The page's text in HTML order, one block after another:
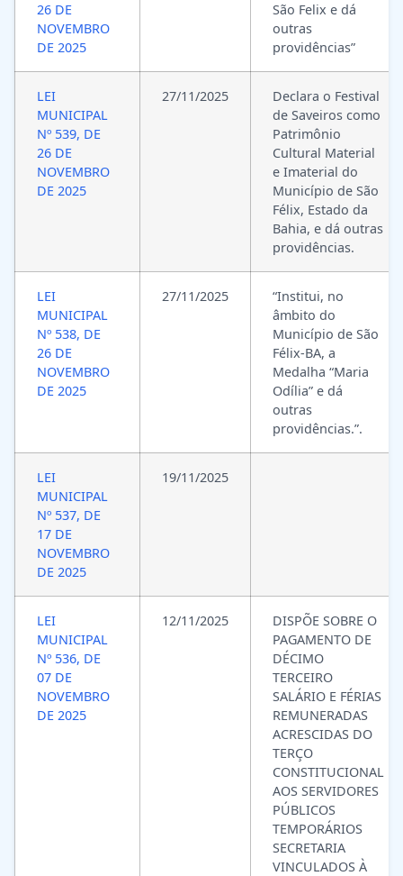
26 DE
NOVEMBRO
DE 2025
São Felix e dá
outras
providências”
LEI
MUNICIPAL
Nº 539, DE
26 DE
NOVEMBRO
DE 2025
27/11/2025
Declara o Festival
de Saveiros como
Patrimônio
Cultural Material
e Imaterial do
Município de São
Félix, Estado da
Bahia, e dá outras
providências.
LEI
MUNICIPAL
Nº 538, DE
26 DE
NOVEMBRO
DE 2025
27/11/2025
“Institui, no
âmbito do
Município de São
Félix-BA, a
Medalha “Maria
Odília” e dá
outras
providências.”.
LEI
MUNICIPAL
Nº 537, DE
17 DE
NOVEMBRO
DE 2025
19/11/2025
LEI
MUNICIPAL
Nº 536, DE
07 DE
NOVEMBRO
DE 2025
12/11/2025
DISPÕE SOBRE O
PAGAMENTO DE
DÉCIMO
TERCEIRO
SALÁRIO E FÉRIAS
REMUNERADAS
ACRESCIDAS DO
TERÇO
CONSTITUCIONAL
AOS SERVIDORES
PÚBLICOS
TEMPORÁRIOS
SECRETARIA
VINCULADOS À